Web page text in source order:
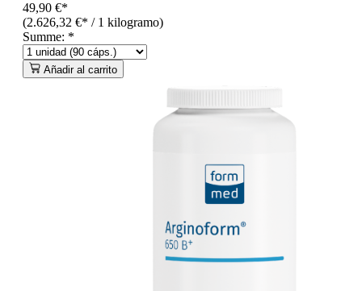
49,90 €*
(2.626,32 €* / 1 kilogramo)
Summe: *
Añadir al carrito